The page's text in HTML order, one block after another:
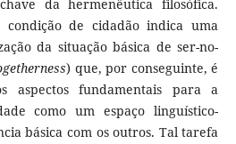
da hermenêutica filosófica.
condição de cidadão indica uma
da situação básica de ser-no-
) que, por conseguinte, é
aspectos fundamentais para a
como um espaço linguístico-
básica com os outros. Tal tarefa